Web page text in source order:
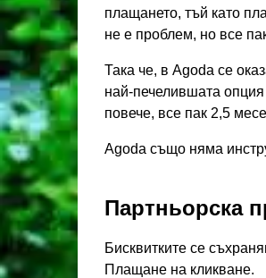
плащането, тъй като
не е проблем, но все
Така че, в Agoda се
най-печелившата
повече, все пак 2,5
Agoda също няма
Партньорска
Бисквитките се
Плащане на кликване.